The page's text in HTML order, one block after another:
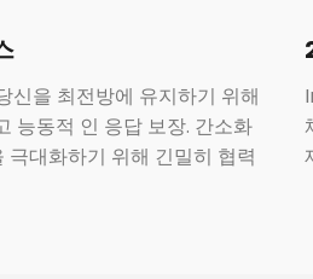
신을 최전방에 유지하기 위해
능동적 인 응답 보장. 간소화
대화하기 위해 긴밀히 협력